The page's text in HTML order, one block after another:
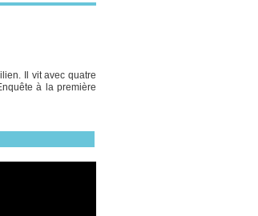
Il vit avec quatre
à la première